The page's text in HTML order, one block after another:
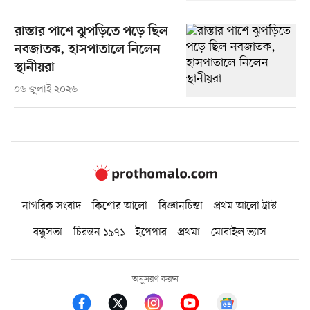
রাস্তার পাশে ঝুপড়িতে পড়ে ছিল
নবজাতক, হাসপাতা‌লে নিলেন
স্থানীয়রা
০৬ জুলাই ২০২৬
নাগরিক সংবাদ কিশোর আলো বিজ্ঞানচিন্তা
প্রথম আলো ট্রাস্ট
বন্ধুসভা
চিরন্তন ১৯৭১ ইপেপার প্রথমা মোবাইল ভ্যাস
অনুসরণ করুন